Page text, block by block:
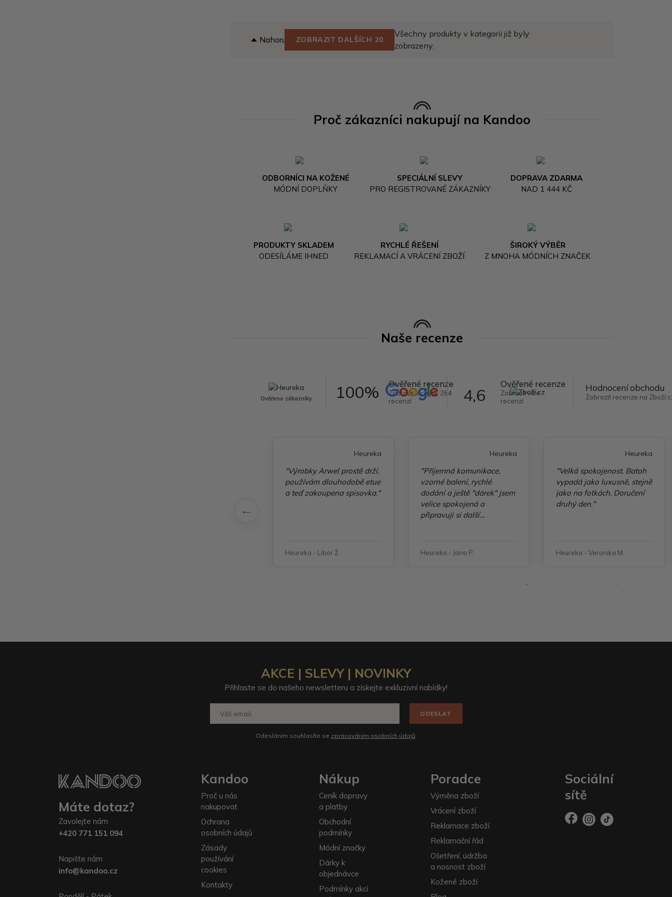
Nahoru ZOBRAZIT DALŠÍCH 20
Všechny produkty v kategorii již byly
zobrazeny.
Proč zákazníci nakupují na Kandoo
ODBORNÍCI NA KOŽENÉ
MÓDNÍ DOPLŇKY
SPECIÁLNÍ SLEVY
PRO REGISTROVANÉ ZÁKAZNÍKY
DOPRAVA ZDARMA
NAD 1 444 KČ
PRODUKTY SKLADEM
ODESÍLÁME IHNED
RYCHLÉ ŘEŠENÍ
REKLAMACÍ A VRÁCENÍ ZBOŽÍ
ŠIROKÝ VÝBĚR
Z MNOHA MÓDNÍCH ZNAČEK
Naše recenze
Ověřeno zákazníky 100% Ověřené recenze
Zobrazit více jak 264
recenzí
4,6
Ověřené recenze
Zobrazit více
recenzí
Hodnocení obchodu
Zobrazit recenze na
Heureka
"Výrobky Arwel prostě drží,
používám dlouhodobě etue
a teď zakoupena spisovka."
Heureka - Libor Ž.
Heureka
"Příjemná komunikace,
vzorné balení, rychlé
dodání a ještě "dárek" jsem
velice spokojená a
připravuji si další
Heureka - Jana P.
Heureka
"Velká spokojenost. Batoh
vypadá jako luxusně, stejně
jako na fotkách. Doručení
druhý den."
Heureka - Veronika M.
AKCE | SLEVY | NOVINKY
Přihlaste se do našeho newsletteru a získejte exkluzivní nabídky!
ODESLAT
Odesláním souhlasíte se zpracováním osobních údajů.
Máte dotaz?
Zavolejte nám
+420 771 151 094
Napište nám
info@kandoo.cz
Kandoo
Proč u nás
nakupovat
Ochrana
osobních údajů
Zásady
používání
cookies
Kontakty
Nákup
Ceník dopravy
a platby
Obchodní
podmínky
Módní značky
Dárky k
objednávce
Podmínky akcí
Poradce
Výměna zboží
Vrácení zboží
Reklamace zboží
Reklamační řád
Ošetření, údržba
a nosnost zboží
Kožené zboží
Sociální
sítě